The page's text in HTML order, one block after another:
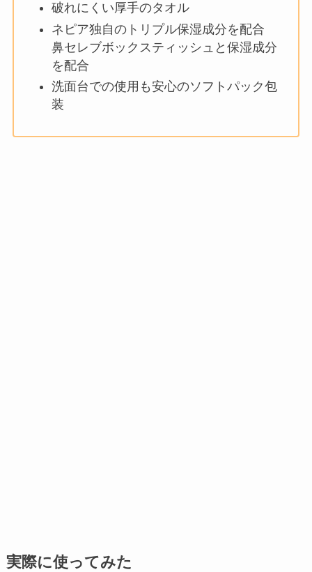
破れにくい厚手のタオル
ネピア独自のトリプル保湿成分を配合
鼻セレブボックスティッシュと保湿成分
を配合
洗面台での使用も安心のソフトパック包
装
実際に使ってみた